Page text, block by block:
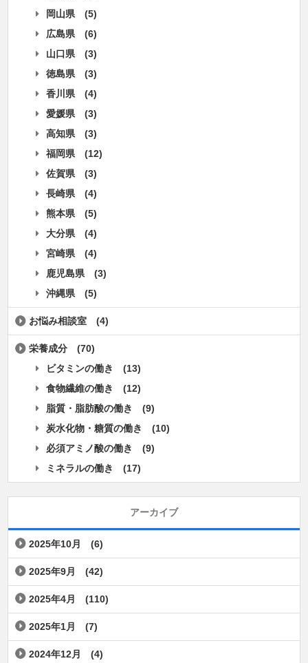
岡山県
(5)
広島県
(6)
山口県
(3)
徳島県
(3)
香川県
(4)
愛媛県
(3)
高知県
(3)
福岡県
(12)
佐賀県
(3)
長崎県
(4)
熊本県
(5)
大分県
(4)
宮崎県
(4)
鹿児島県
(3)
沖縄県
(5)
お悩み相談室 (4)
栄養成分
(70)
ビタミンの働き
(13)
食物繊維の働き
(12)
脂質・脂肪酸の働き
(9)
炭水化物・糖質の働き
(10)
必須アミノ酸の働き
(9)
ミネラルの働き
(17)
アーカイブ
2025年10月 (6)
2025年9月 (42)
2025年4月 (110)
2025年1月 (7)
2024年12月 (4)